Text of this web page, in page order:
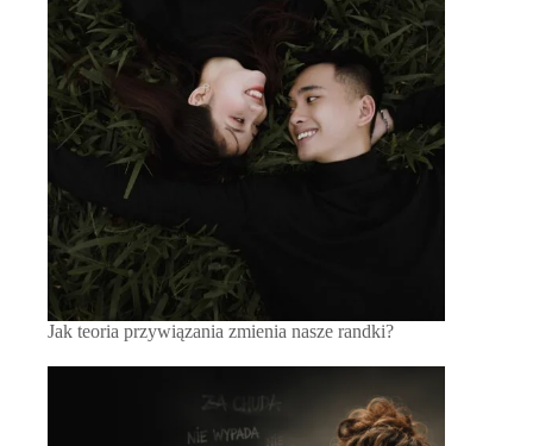
Jak teoria przywiązania zmienia nasze randki?